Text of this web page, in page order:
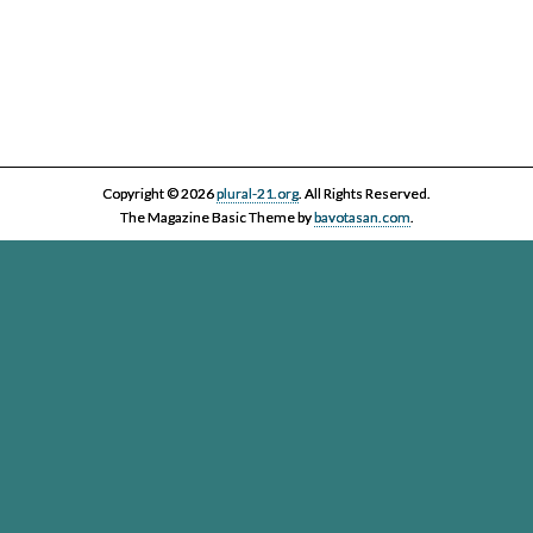
Copyright © 2026plural-21.org. All Rights Reserved.
The Magazine Basic Theme bybavotasan.com.